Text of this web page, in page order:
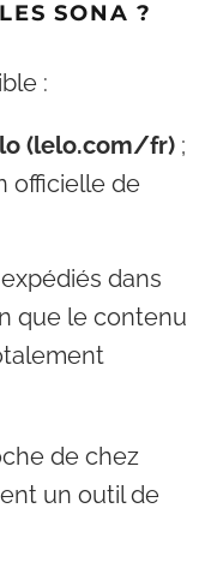
SONA ?
:
(lelo.com/fr) ;
officielle de
dans
que le contenu
de chez
un outil de